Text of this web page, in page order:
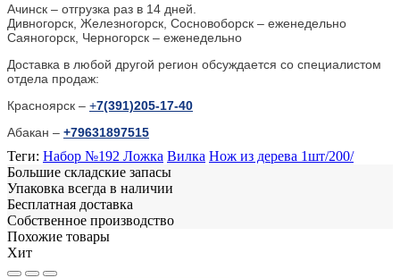
Ачинск – отгрузка раз в 14 дней.
Дивногорск, Железногорск, Сосновоборск – еженедельно
Саяногорск, Черногорск – еженедельно
Доставка в любой другой регион обсуждается со специалистом
отдела продаж:
Красноярск – +7(391)205-17-40
Абакан – +79631897515
Теги: Набор №192 Ложка Вилка Нож из дерева 1шт/200/
Большие складские запасы
Упаковка всегда в наличии
Бесплатная доставка
Собственное производство
Похожие товары
Хит